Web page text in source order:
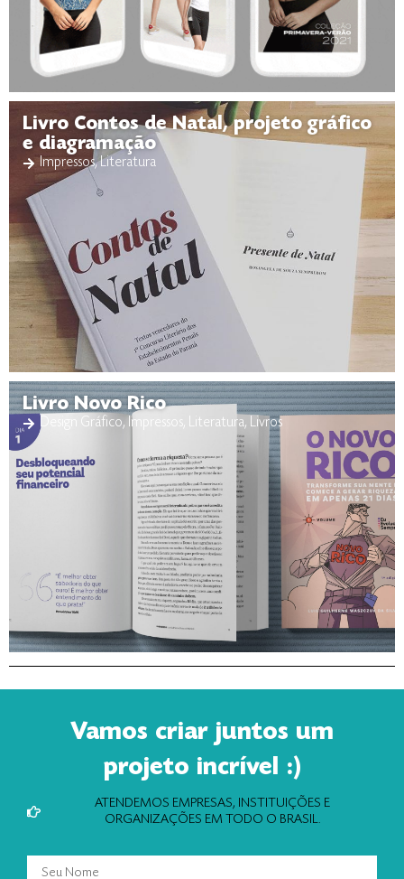
Livro Contos de Natal, projeto gráfico
e diagramação
Impressos,Literatura
Livro Novo Rico
Design Gráfico, Impressos, Literatura, Livros
Vamos criar juntos um
projeto incrível :)
ATENDEMOS EMPRESAS, INSTITUIÇÕES E
ORGANIZAÇÕES EM TODO O BRASIL.